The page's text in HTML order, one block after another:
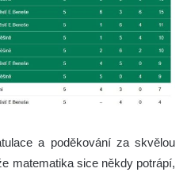
a poděkování za skvělou
matematika sice někdy potrápí,